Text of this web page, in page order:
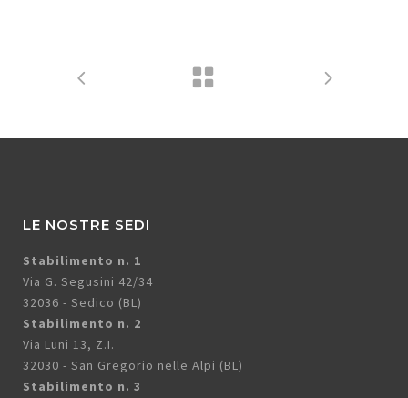
LE NOSTRE SEDI
Stabilimento n. 1
Via G. Segusini 42/34
32036 - Sedico (BL)
Stabilimento n. 2
Via Luni 13, Z.I.
32030 - San Gregorio nelle Alpi (BL)
Stabilimento n. 3